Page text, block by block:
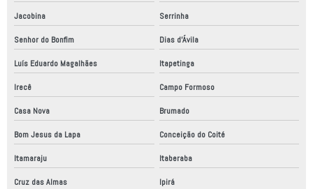
Jacobina Serrinha
Senhor do Bonfim Dias d'Ávila
Luís Eduardo Magalhães Itapetinga
Irecê Campo Formoso
Casa Nova Brumado
Bom Jesus da Lapa Conceição do Coité
Itamaraju Itaberaba
Cruz das Almas Ipirá